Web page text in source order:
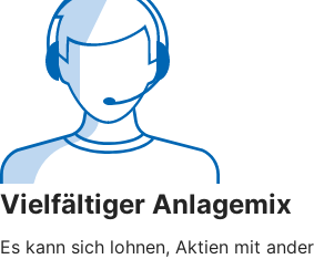
Vielfältiger Anlagemix
Es kann sich lohnen, Aktien mit